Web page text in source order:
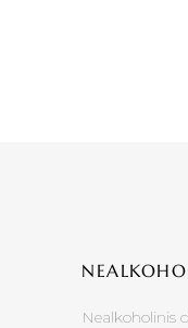
Nealkoholinis